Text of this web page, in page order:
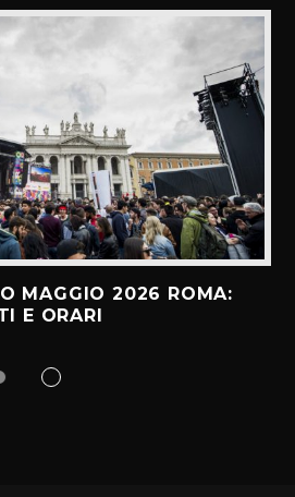
MAGGIO 2026 ROMA:
E ORARI